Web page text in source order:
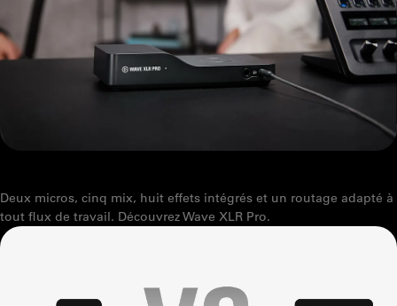
Découvrez l’audio Wave
Deux micros, cinq mix, huit effets intégrés et un routage adapté à
tout flux de travail. Découvrez Wave XLR Pro.